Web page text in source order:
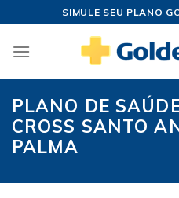
content
SIMULE SEU PLANO
PLANO DE
CROSS SANTO
PALMA